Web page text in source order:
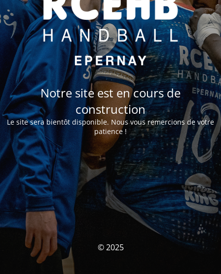
Notre site est en cours de
construction
Le site sera bientôt disponible. Nous vous remercions de votre
patience !
© 2025